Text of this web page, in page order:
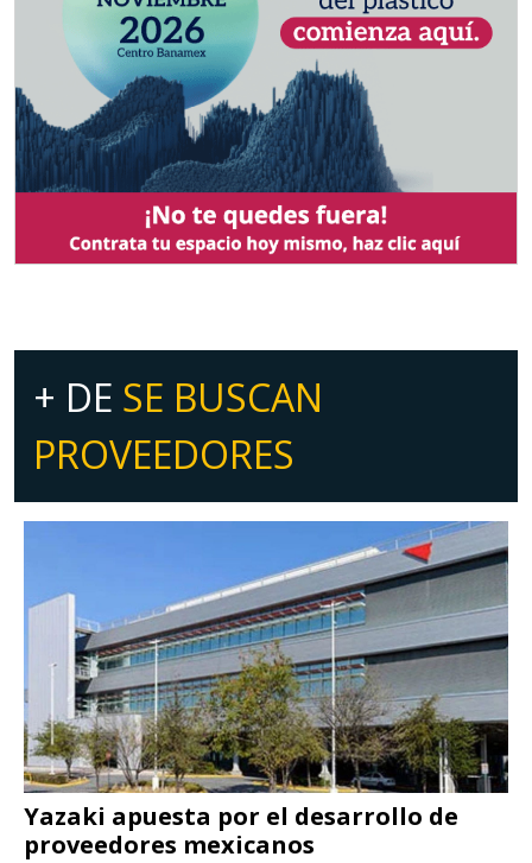
+ DE SE BUSCAN
PROVEEDORES
Yazaki apuesta por el desarrollo de
proveedores mexicanos